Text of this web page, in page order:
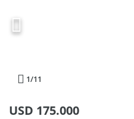
1/11
USD 175.000